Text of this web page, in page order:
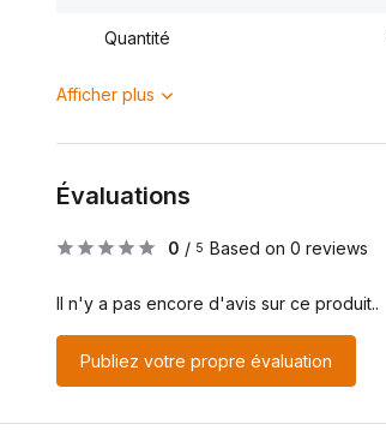
Quantité
Afficher plus
Évaluations
0 / 5 Based on 0 reviews
Il n'y a pas encore d'avis sur ce produit..
Publiez votre propre évaluation